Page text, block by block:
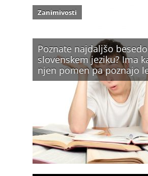
Poznate najdaljšo
slovenskem jeziku? Ima
njen pomen pa poznajo
Zanimivosti